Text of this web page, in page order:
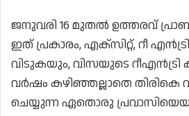
ജനുവരി 16 മുതൽ ഉത്തരവ്
ഇത് പ്രകാരം, എക്സിറ്റ്, റീ
വിടുകയും, വിസയുടെ റീഎൻട്രി
വർഷം കഴിഞ്ഞല്ലാതെ തിരികെ
ചെയ്യുന്ന ഏതൊരു